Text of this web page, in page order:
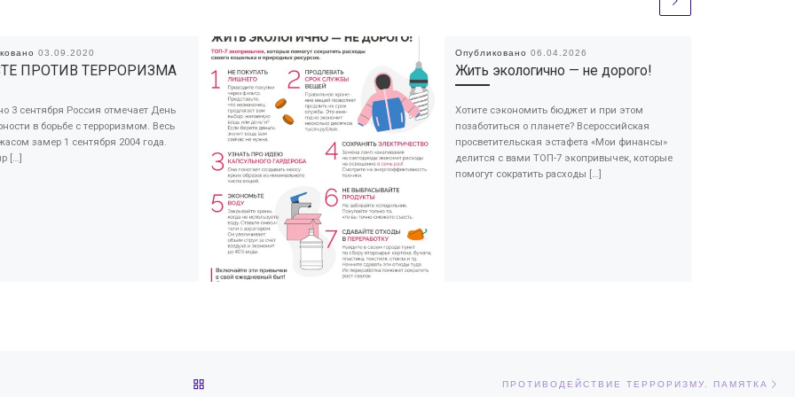
03.09.2020
ПРОТИВ ТЕРРОРИЗМА
3 сентября Россия отмечает День
в борьбе с терроризмом. Весь
замер 1 сентября 2004 года.
[…]
Опубликовано 06.04.2026
Жить экологично — не дорого!
Хотите сэкономить бюджет и при этом
позаботиться о планете? Всероссийская
просветительская эстафета «Мои финансы»
делится с вами ТОП-7 экопривычек, которые
помогут сократить расходы […]
ПРОТИВОДЕЙСТВИЕ ТЕРРОРИЗМУ. ПАМЯТКА